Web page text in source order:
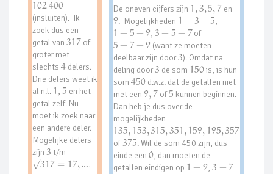
102 400
(insluiten). Ik
zoek dus een
getal van 317of
groter met
slechts 4 delers.
Drie delers weet ik
al n.l. 1 , 5 en het
getal zelf. Nu
moet ik zoek naar
een andere deler.
Mogelijke delers
zijn 3 t/m
317
−−
−
√ = 17, ….
De oneven cijfers zijn 1 , 3,5, 7 en
9. Mogelijkheden 1 − 3 − 5,
1 − 5 − 9,3 − 5 − 7of
5 − 7 − 9 (want ze moeten
deelbaar zijn door3). Omdat na
deling door3 de som 150is, is hun
som 450d.w.z. dat de getallen niet
met een 9, 7 of5 kunnen beginnen.
Dan heb je dus over de
mogelijkheden
135, 153,315, 351 , 159, 195,357
of375. Wil de som 450 zijn, dus
einde een 0, dan moeten de
getallen eindigen op 1 − 9,3 − 7